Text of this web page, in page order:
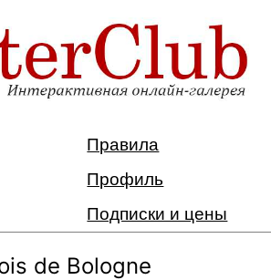
Правила
Профиль
Подписки и цены
de Bologne